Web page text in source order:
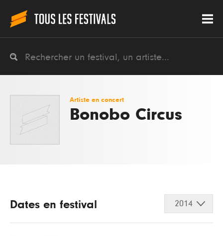
Artiste en concert
Bonobo Circus
Dates en festival 2014